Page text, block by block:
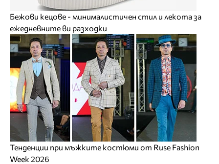
Бежови кецове - минималистичен стил и лекота за
ежедневните ви разходки
Тенденции при мъжките костюми от Ruse Fashion
Week 2026